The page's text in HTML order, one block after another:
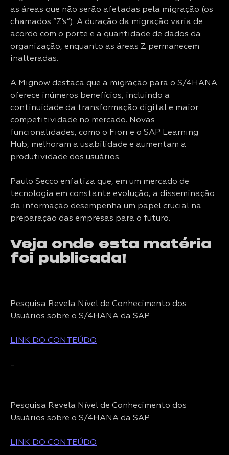
as áreas que não serão afetadas pela migração (os
chamados “Z’s”). A duração da migração varia de
acordo com o porte e a quantidade de dados da
organização, enquanto as áreas Z permanecem
inalteradas.
A Mignow destaca que a migração para o S/4HANA
oferece inúmeros benefícios, incluindo a
continuidade da transformação digital e maior
competitividade no mercado. Novas
funcionalidades, como o Fiori e o SAP Learning
Hub, melhoram a usabilidade e aumentam a
produtividade dos usuários.
Paulo Secco enfatiza que, em um mercado de
tecnologia em constante evolução, a disseminação
da informação desempenha um papel crucial na
preparação das empresas para o futuro.
Veja onde esta matéria
foi publicada!
Pesquisa Revela Nível de Conhecimento dos
Usuários sobre o S/4HANA da SAP
LINK DO CONTEÚDO
-
Pesquisa Revela Nível de Conhecimento dos
Usuários sobre o S/4HANA da SAP
LINK DO CONTEÚDO